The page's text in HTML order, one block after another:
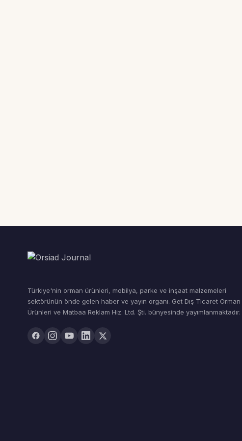
Türkiye'nin orman ürünleri, mobilya, parke ve inşaat malzemeleri
sektörünün önde gelen haber ve yayın organı. Get Dış Ticaret Orman
Ürünleri ve Matbaa Reklam Hiz. Ltd. Şti. bünyesinde yayımlanmaktadır.